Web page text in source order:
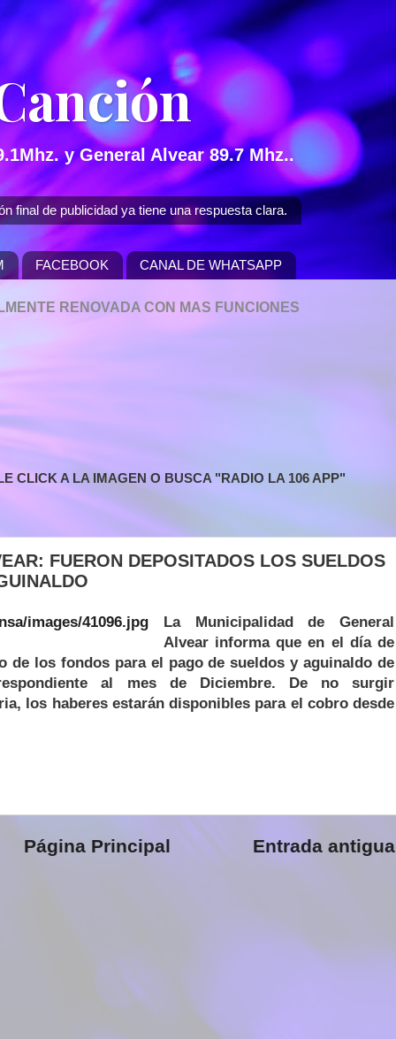
y General Alvear 89.7 Mhz..
final de publicidad ya tiene una respuesta clara.
FACEBOOK CANAL DE WHATSAPP
RENOVADA CON MAS FUNCIONES
CLICK A LA IMAGEN O BUSCA "RADIO LA 106 APP"
FUERON DEPOSITADOS LOS SUELDOS
La Municipalidad de General
Alvear informa que en el día de
de los fondos para el pago de sueldos y aguinaldo de
al mes de Diciembre. De no surgir
los haberes estarán disponibles para el cobro desde
Entrada antigua
Página Principal